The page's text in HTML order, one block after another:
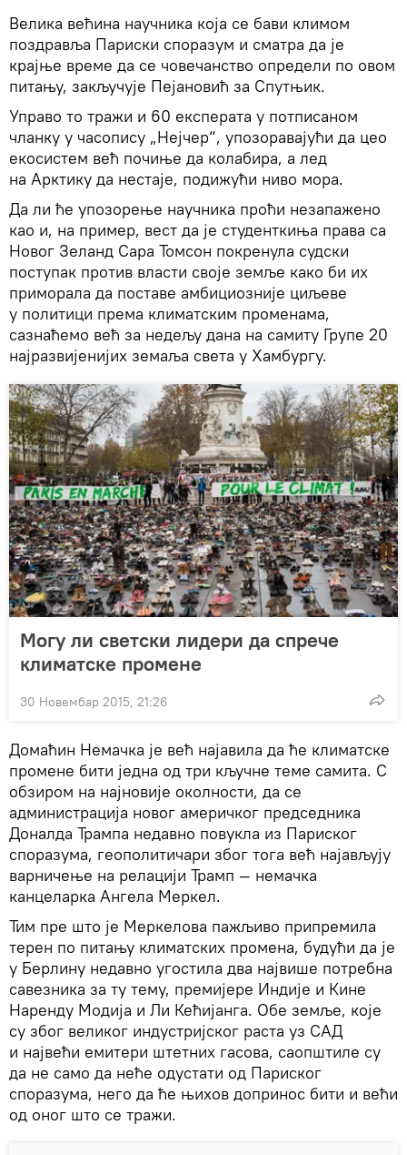
Велика већина научника која се бави климом
поздравља Париски споразум и сматра да је
крајње време да се човечанство определи по овом
питању, закључује Пејановић за Спутњик.
Управо то тражи и 60 експерата у потписаном
чланку у часопису „Нејчер“, упозоравајући да цео
екосистем већ почиње да колабира, а лед
на Арктику да нестаје, подижући ниво мора.
Да ли ће упозорење научника проћи незапажено
као и, на пример, вест да је студенткиња права са
Новог Зеланд Сара Томсон покренула судски
поступак против власти своје земље како би их
приморала да поставе амбициозније циљеве
у политици према климатским променама,
сазнаћемо већ за недељу дана на самиту Групе 20
најразвијенијих земаља света у Хамбургу.
Могу ли светски лидери да спрече
климатске промене
30 Новембар 2015, 21:26
Домаћин Немачка је већ најавила да ће климатске
промене бити једна од три кључне теме самита. С
обзиром на најновије околности, да се
администрација новог америчког председника
Доналда Трампа недавно повукла из Париског
споразума, геополитичари због тога већ најављују
варничење на релацији Трамп — немачка
канцеларка Ангела Меркел.
Тим пре што је Меркелова пажљиво припремила
терен по питању климатских промена, будући да је
у Берлину недавно угостила два највише потребна
савезника за ту тему, премијере Индије и Кине
Наренду Модија и Ли Кећијанга. Обе земље, које
су због великог индустријског раста уз САД
и највећи емитери штетних гасова, саопштиле су
да не само да неће одустати од Париског
споразума, него да ће њихов допринос бити и већи
од оног што се тражи.